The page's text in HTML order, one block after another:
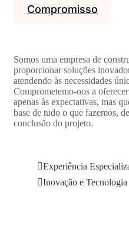
Compromisso
Somos uma empresa de
proporcionar soluções
atendendo às necessidades
Comprometemo-nos a
apenas às expectativas, mas
base de tudo o que fazemos,
conclusão do projeto.
Experiência
Inovação e Tecnologia